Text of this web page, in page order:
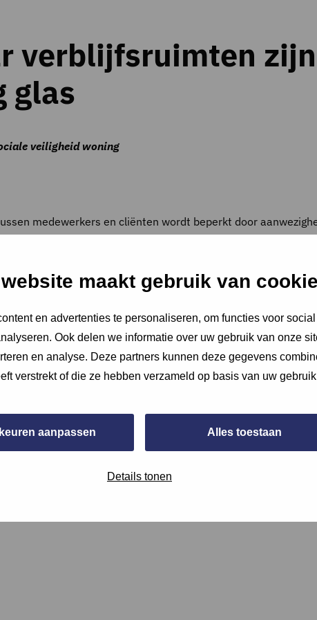
website maakt gebruik van
en advertenties te personaliseren, om functies voor
Ook delen we informatie over uw gebruik van onze
en analyse. Deze partners kunnen deze gegevens
verstrekt of die ze hebben verzameld op basis van uw
aanpassen Alles toestaan
Details tonen
verblijfsruimten
glas
veiligheid woning
medewerkers en cliënten wordt beperkt door
aan met een foto van de opname of (een screenshot